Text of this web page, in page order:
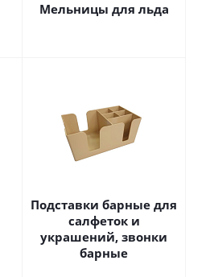
Мельницы для льда
Подставки барные для
салфеток и
украшений, звонки
барные